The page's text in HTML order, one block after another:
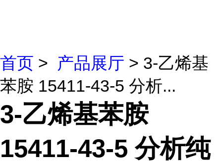
首页 > 产品展厅 > 3-乙烯基
苯胺 15411-43-5 分析...
3-乙烯基苯胺
15411-43-5 分析纯